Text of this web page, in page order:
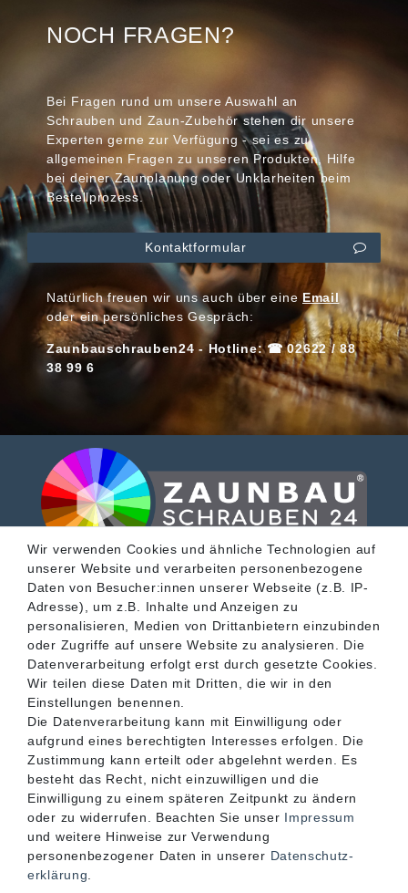
NOCH FRAGEN?
Bei Fragen rund um unsere Auswahl an
Schrauben und Zaun-Zubehör stehen dir unsere
Experten gerne zur Verfügung - sei es zu
allgemeinen Fragen zu unseren Produkten, Hilfe
bei deiner Zaunplanung oder Unklarheiten beim
Bestellprozess.
Kontaktformular
Natürlich freuen wir uns auch über eineEmail
oder ein persönliches Gespräch:
Zaunbauschrauben24 - Hotline: ☎ 02622 / 88
38 99 6
SERVICE
INFORMATIONEN
KONTAKT
Wir verwenden Cookies und ähnliche Technologien auf
unserer Website und verarbeiten personenbezogene
Daten von Besucher:innen unserer Webseite (z.B. IP-
Adresse), um z.B. Inhalte und Anzeigen zu
personalisieren, Medien von Drittanbietern einzubinden
oder Zugriffe auf unsere Website zu analysieren. Die
Datenverarbeitung erfolgt erst durch gesetzte Cookies.
Wir teilen diese Daten mit Dritten, die wir in den
Einstellungen benennen.
Die Datenverarbeitung kann mit Einwilligung oder
aufgrund eines berechtigten Interesses erfolgen. Die
Zustimmung kann erteilt oder abgelehnt werden. Es
besteht das Recht, nicht einzuwilligen und die
Einwilligung zu einem späteren Zeitpunkt zu ändern
oder zu widerrufen. Beachten Sie unser Impressum
und weitere Hinweise zur Verwendung
personenbezogener Daten in unserer Daten­schutz­
erklärung